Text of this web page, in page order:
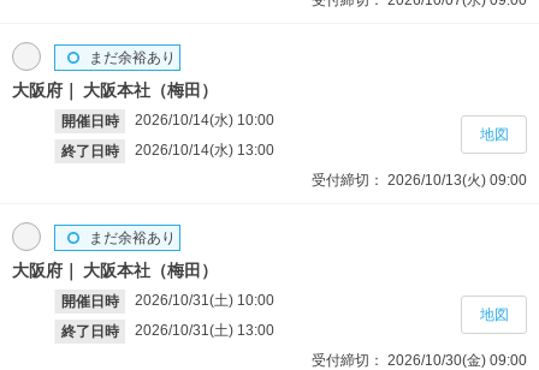
大阪府 大阪本社（梅田）
開催日時 2026/10/14(水) 10:00
終了日時
2026/10/14(水) 13:00
まだ余裕あり
受付締切： 2026/10/13(火) 09:00
地図
大阪府 大阪本社（梅田）
開催日時 2026/10/31(土) 10:00
終了日時
2026/10/31(土) 13:00
まだ余裕あり
受付締切： 2026/10/30(金) 09:00
地図